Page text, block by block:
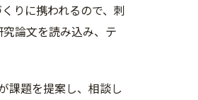
りに携われるので、刺
論文を読み込み、テ
課題を提案し、相談し